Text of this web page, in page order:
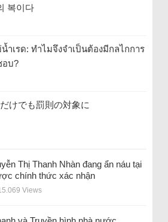
복이다
ำเรด: ทำไมจึงจำเป็นต้องมีกลไกการ
อบ?
けでも罰則の対象に
Thị Thanh Nhàn đang ẩn náu tại
chính thức xác nhận
Views